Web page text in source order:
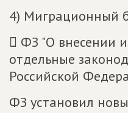
4) Миграционный
 ФЗ "О внесении
отдельные
Российской
ФЗ установил